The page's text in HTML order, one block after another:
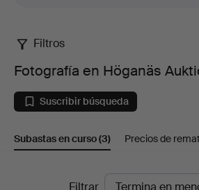
Fotografía
en
Höganäs
Auktionsverk
Filtros
Fotografía en Höganäs
Suscribir búsqueda
Subastas en curso(3) Precios de
SubastasFiltrar